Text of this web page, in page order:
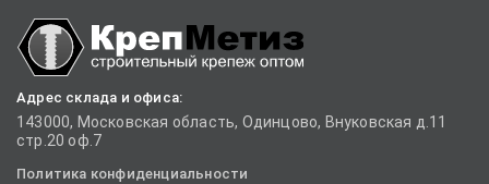
Адрес склада и офиса:
143000, Московская область, Одинцово, Внуковская д.11
стр.20 оф.7
Политика конфиденциальности